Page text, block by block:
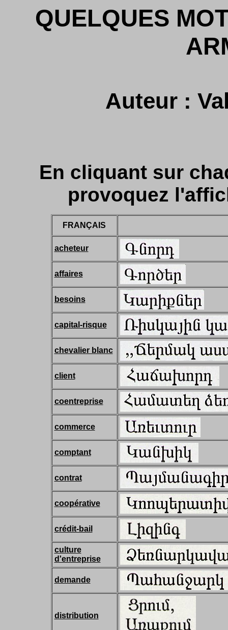
QUELQUES
Auteur :
En cliquant sur
provoquez
FRANÇAIS
acheteur
affaires
besoins
capital-risque
chevalier blanc
client
coentreprise
commerce
comptant
contrat
coopérative
crédit-bail
culture
d'entreprise
demande
distribution